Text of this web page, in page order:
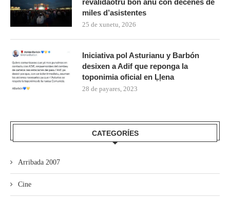
miles d’asistentes
25 de xunetu, 2026
Iniciativa pol Asturianu y Barbón
desixen a Adif que reponga la
toponimia oficial en Ḷḷena
28 de payares, 2023
CATEGORÍES
Arribada 2007
Cine